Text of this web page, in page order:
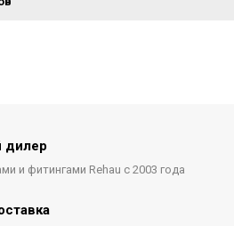
дилер
и фитингами Rehau с 2003 года